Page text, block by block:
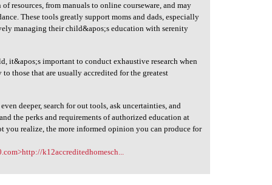
resources, from manuals to online courseware, and may
These tools greatly support moms and dads, especially
managing their child&apos;s education with serenity
it&apos;s important to conduct exhaustive research when
those that are usually accredited for the greatest
deeper, search for out tools, ask uncertainties, and
the perks and requirements of authorized education at
you realize, the more informed opinion you can produce for
k12accreditedhomesch...